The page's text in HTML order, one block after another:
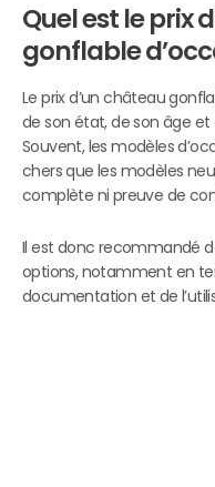
Quel est le prix
gonflable
Le prix d’un château
de son état, de son âge
Souvent, les modèles
chers que les modèles
complète ni preuve de
Il est donc recommandé
options, notamment en
documentation et de